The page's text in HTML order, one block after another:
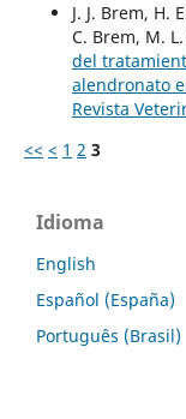
J. J. Brem, H.
C. Brem, M.
del
alendronato
Revista
<< < 1 2 3
Idioma
English
Español (España)
Português (Brasil)